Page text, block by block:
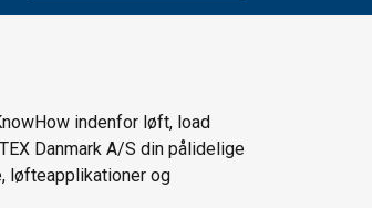
indenfor løft, load
Danmark A/S din pålidelige
løfteapplikationer og